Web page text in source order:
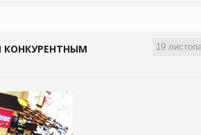
19
КОНКУРЕНТНЫМ